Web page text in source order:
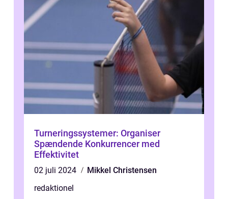
Turneringssystemer: Organiser
Spændende Konkurrencer med
Effektivitet
02 juli 2024
Mikkel Christensen
redaktionel